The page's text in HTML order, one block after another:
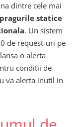
dintre cele mai
pragurile statice
. Un sistem
de request-uri pe
o alerta
conditii de
va alerta inutil in